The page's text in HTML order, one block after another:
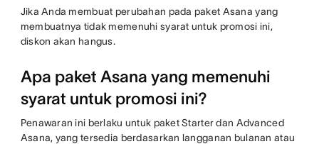
Jika Anda membuat perubahan pada paket Asana yang
membuatnya tidak memenuhi syarat untuk promosi ini,
diskon akan hangus.
Apa paket Asana yang memenuhi
syarat untuk promosi ini?
Penawaran ini berlaku untuk paket Starter dan Advanced
Asana, yang tersedia berdasarkan langganan bulanan atau